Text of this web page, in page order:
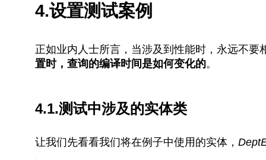
4.设置测试案例
正如业内人士所言，当涉及到性能时，永远不要
置时，查询的编译时间是如何变化的。
4.1.测试中涉及的实体类
让我们先看看我们将在例子中使用的实体，